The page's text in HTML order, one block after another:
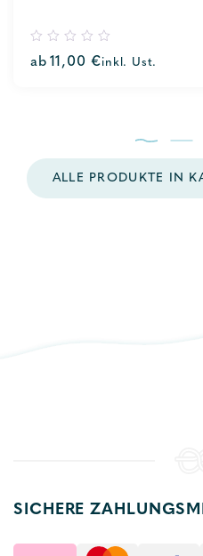
out
ab 11,00€inkl. Ust.
ALLE PRODUKTE IN
SICHERE